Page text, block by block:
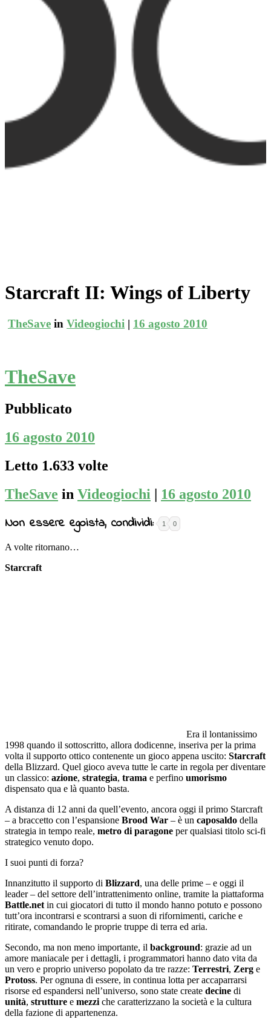
Starcraft II: Wings of Liberty
TheSave in Videogiochi | 16 agosto 2010
TheSave
Pubblicato
16 agosto 2010
Letto 1.633 volte
TheSave in Videogiochi 16 agosto 2010
Non essere egoista, condividi: 1 0
A volte ritornano…
Starcraft
Era il lontanissimo
1998 quando il sottoscritto, allora dodicenne, inseriva per la prima
volta il supporto ottico contenente un gioco appena uscito: Starcraft
della Blizzard. Quel gioco aveva tutte le carte in regola per diventare
un classico: azione, strategia, trama e perfino umorismo
dispensato qua e là quanto basta.
A distanza di 12 anni da quell’evento, ancora oggi il primo Starcraft
– a braccetto con l’espansione Brood War – è un caposaldo della
strategia in tempo reale, metro di paragone per qualsiasi titolo sci-fi
strategico venuto dopo.
I suoi punti di forza?
Innanzitutto il supporto di Blizzard, una delle prime – e oggi il
leader – del settore dell’intrattenimento online, tramite la piattaforma
Battle.net in cui giocatori di tutto il mondo hanno potuto e possono
tutt’ora incontrarsi e scontrarsi a suon di rifornimenti, cariche e
ritirate, comandando le proprie truppe di terra ed aria.
Secondo, ma non meno importante, il background: grazie ad un
amore maniacale per i dettagli, i programmatori hanno dato vita da
un vero e proprio universo popolato da tre razze: Terrestri, Zerg e
Protoss. Per ognuna di essere, in continua lotta per accaparrarsi
risorse ed espandersi nell’universo, sono state create decine di
unità, strutture e mezzi che caratterizzano la società e la cultura
della fazione di appartenenza.